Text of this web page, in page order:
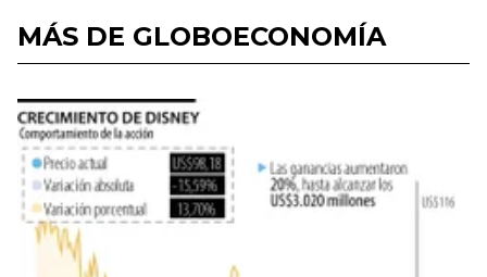
MÁS DE GLOBOECONOMÍA